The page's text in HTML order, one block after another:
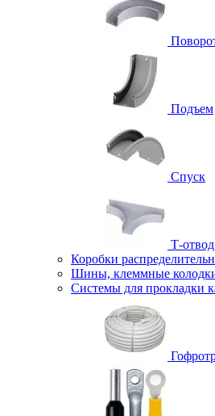
Подъем
Спуск
Т-отвод
Коробки
Шины, клеммные
Системы для прокладки